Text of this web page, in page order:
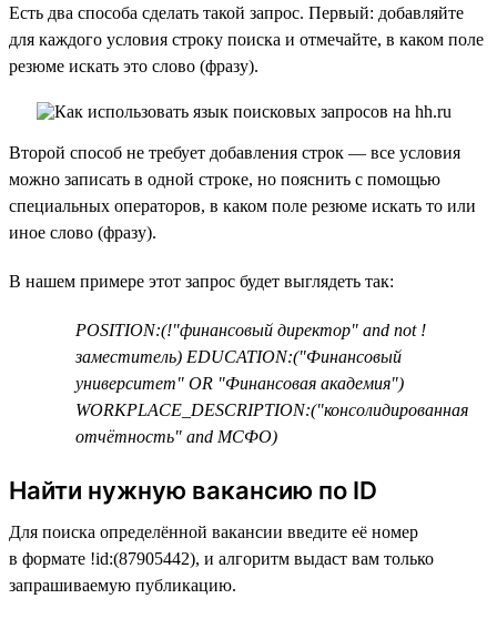
Есть два способа сделать такой запрос. Первый: добавляйте
для каждого условия строку поиска и отмечайте, в каком поле
резюме искать это слово (фразу).
Второй способ не требует добавления строк — все условия
можно записать в одной строке, но пояснить с помощью
специальных операторов, в каком поле резюме искать то или
иное слово (фразу).
В нашем примере этот запрос будет выглядеть так:
POSITION:(!"финансовый директор" and not !
заместитель) EDUCATION:("Финансовый
университет" OR "Финансовая академия")
WORKPLACE_DESCRIPTION:("консолидированная
отчётность" and МСФО)
Найти нужную вакансию по ID
Для поиска определённой вакансии введите её номер
в формате !id:(87905442), и алгоритм выдаст вам только
запрашиваемую публикацию.